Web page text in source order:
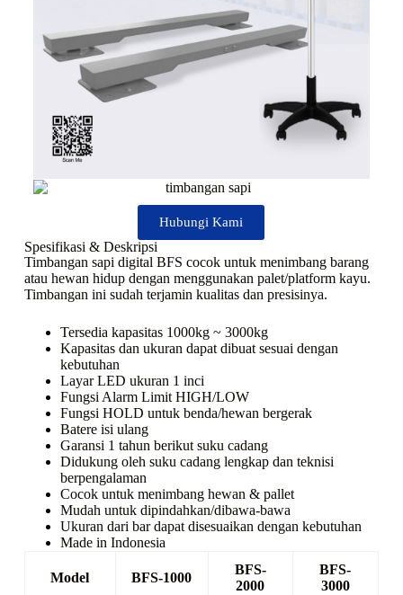
Hubungi Kami
Spesifikasi & Deskripsi
Timbangan sapi digital BFS cocok untuk menimbang barang
atau hewan hidup dengan menggunakan palet/platform kayu.
Timbangan ini sudah terjamin kualitas dan presisinya.
Tersedia kapasitas 1000kg ~ 3000kg
Kapasitas dan ukuran dapat dibuat sesuai dengan
kebutuhan
Layar LED ukuran 1 inci
Fungsi Alarm Limit HIGH/LOW
Fungsi HOLD untuk benda/hewan bergerak
Batere isi ulang
Garansi 1 tahun berikut suku cadang
Didukung oleh suku cadang lengkap dan teknisi
berpengalaman
Cocok untuk menimbang hewan & pallet
Mudah untuk dipindahkan/dibawa-bawa
Ukuran dari bar dapat disesuaikan dengan kebutuhan
Made in Indonesia
Model BFS-1000
BFS-
2000
BFS-
3000